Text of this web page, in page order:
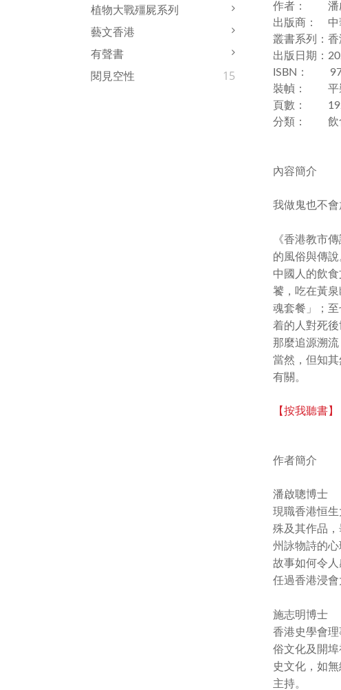
植物大戰殭屍系列
藝文香港
有聲書
閱見空性
15
作者： 潘
出版商： 中
叢書系列：
出版日期：
ISBN：
裝幀： 平
頁數：
分類： 飲
內容簡介
我做鬼也不會
《香港教市
的風俗與傳說
中國人的飲
饕，吃在黃
魂套餐」；
着的人對死
那麼追源溯
當然，但知
有關。
【按我聽書】
作者簡介
潘啟聰博士
現職香港恒
殊及其作品
州詠物詩的
故事如何令
任過香港浸
施志明博士
香港史學會
俗文化及開
史文化，如
主持。